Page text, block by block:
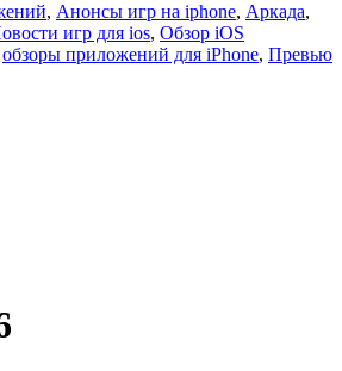
, Анонсы игр на iphone, Аркада,
игр для ios, Обзор iOS
обзоры приложений для iPhone, Превью